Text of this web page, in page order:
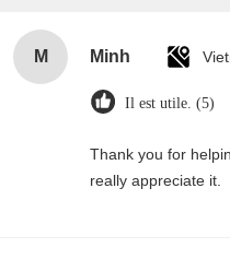
M Minh
Il est utile. (5)
Thank you for
really appreciate it.